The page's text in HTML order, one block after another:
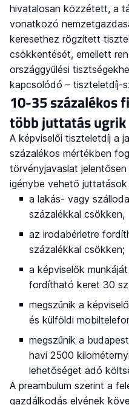
hivatalosan közzétett, a
vonatkozó
keresethez rögzített
csökkentését, emellett
országgyűlési
kapcsolódó – tiszteletdíj-
10-35 százalékos
több juttatás ugrik
A képviselői tiszteletdíj a
százalékos mértékben
törvényjavaslat
igénybe vehető
a lakás- vagy
százalékkal csökken,
az irodabérletre
százalékkal csökken;
a képviselők
fordítható keret 30
megszűnik a
és külföldi
megszűnik a
havi 2500
lehetőséget adó
A preambulum szerint a
gazdálkodás elvének